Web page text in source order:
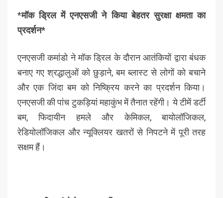
*मॉक ड्रिल में एनएसजी ने किया बेहतर सुरक्षा क्षमता का
प्रदर्शन*
एनएसजी कमांडो ने मॉक ड्रिल के दौरान आतंकियों द्वारा बंधक
बनाए गए श्रद्धालुओं को छुड़ाने, बम ब्लास्ट से लोगों को बचाने
और एक जिंदा बम को निष्क्रिय करने का प्रदर्शन किया।
एनएसजी की पांच टुकड़ियां महाकुंभ में तैनात रहेंगी। ये टीमें डर्टी
बम, फिदायीन हमले और केमिकल, बायोलॉजिकल,
रेडियोलॉजिकल और न्यूक्लियर खतरों से निपटने में पूरी तरह
सक्षम हैं।